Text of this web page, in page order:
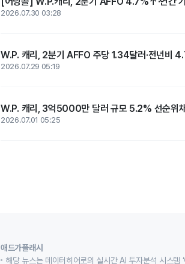
2026.07.30 03:28
W.P. 캐리, 2분기 AFFO 주당 1.34달러·전년비
2026.07.29 05:19
W.P. 캐리, 3억5000만 달러 규모 5.2% 선순위
2026.07.01 05:25
애드가플래시
해당 뉴스는 데이터히어로의 실시간 AI 투자분석 시스템